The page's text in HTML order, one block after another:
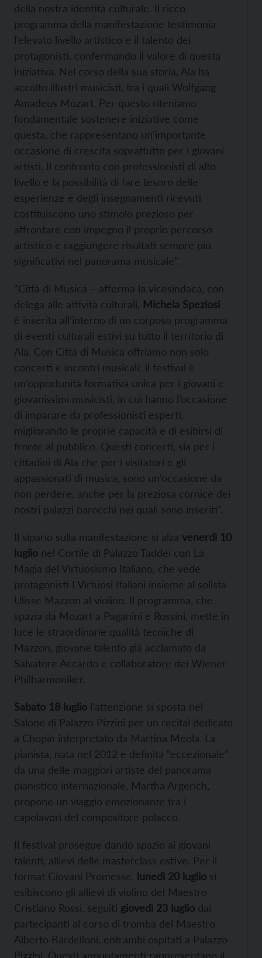
della nostra identità culturale. Il ricco
programma della manifestazione testimonia
l’elevato livello artistico e il talento dei
protagonisti, confermando il valore di questa
iniziativa. Nel corso della sua storia, Ala ha
accolto illustri musicisti, tra i quali Wolfgang
Amadeus Mozart. Per questo riteniamo
fondamentale sostenere iniziative come
questa, che rappresentano un’importante
occasione di crescita soprattutto per i giovani
artisti. Il confronto con professionisti di alto
livello e la possibilità di fare tesoro delle
esperienze e degli insegnamenti ricevuti
costituiscono uno stimolo prezioso per
affrontare con impegno il proprio percorso
artistico e raggiungere risultati sempre più
significativi nel panorama musicale”.
“Città di Musica – afferma la vicesindaca, con
delega alle attività culturali, Michela Speziosi –
è inserita all’interno di un corposo programma
di eventi culturali estivi su tutto il territorio di
Ala. Con Città di Musica offriamo non solo
concerti e incontri musicali: il festival è
un’opportunità formativa unica per i giovani e
giovanissimi musicisti, in cui hanno l’occasione
di imparare da professionisti esperti,
migliorando le proprie capacità e di esibirsi di
fronte al pubblico. Questi concerti, sia per i
cittadini di Ala che per i visitatori e gli
appassionati di musica, sono un’occasione da
non perdere, anche per la preziosa cornice dei
nostri palazzi barocchi nei quali sono inseriti”.
Il sipario sulla manifestazione si alza venerdì 10
luglio nel Cortile di Palazzo Taddei con La
Magia del Virtuosismo Italiano, che vede
protagonisti I Virtuosi Italiani insieme al solista
Ulisse Mazzon al violino. Il programma, che
spazia da Mozart a Paganini e Rossini, mette in
luce le straordinarie qualità tecniche di
Mazzon, giovane talento già acclamato da
Salvatore Accardo e collaboratore dei Wiener
Philharmoniker.
Sabato 18 luglio l’attenzione si sposta nel
Salone di Palazzo Pizzini per un recital dedicato
a Chopin interpretato da Martina Meola. La
pianista, nata nel 2012 e definita “eccezionale”
da una delle maggiori artiste del panorama
pianistico internazionale, Martha Argerich,
propone un viaggio emozionante tra i
capolavori del compositore polacco.
Il festival prosegue dando spazio ai giovani
talenti, allievi delle masterclass estive. Per il
format Giovani Promesse, lunedì 20 luglio si
esibiscono gli allievi di violino del Maestro
Cristiano Rossi, seguiti giovedì 23 luglio dai
partecipanti al corso di tromba del Maestro
Alberto Bardelloni, entrambi ospitati a Palazzo
Pizzini. Questi appuntamenti rappresentano il